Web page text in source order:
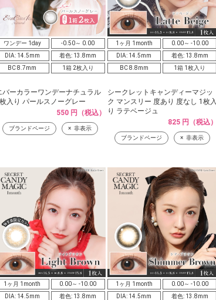
ワンデー 1day
-0.50～ 0.00
DIA: 14.5mm
着色: 13.8mm
BC 8.7mm
1箱 2枚入り
バーカラーワンデーナチュラル
入り パールスノーグレー
550 円（税込）
ブランドページ 非表示
1ヶ月 1month
0.00～ -10.00
DIA: 14.5mm
着色: 13.8mm
BC 8.8mm
1箱 1枚入り
シークレットキャンディーマジッ
ク マンスリー 度あり 度なし 1枚入
り ラテベージュ
825 円（税込）
ブランドページ 非表示
1ヶ月 1month
0.00～ -10.00
DIA: 14.5mm
着色: 13.8mm
1ヶ月 1month
0.00～ -10.00
DIA: 14.5mm
着色: 13.8mm